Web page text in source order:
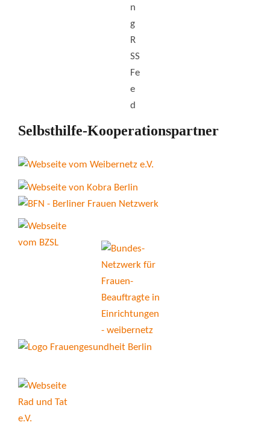
Selbsthilfe-Kooperationspartner